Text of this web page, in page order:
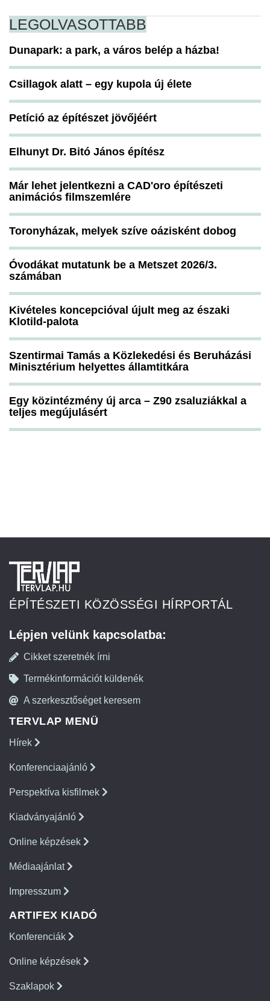
LEGOLVASOTTABB
Dunapark: a park, a város belép a házba!
Csillagok alatt – egy kupola új élete
Petíció az építészet jövőjéért
Elhunyt Dr. Bitó János építész
Már lehet jelentkezni a CAD'oro építészeti
animációs filmszemlére
Toronyházak, melyek szíve oázisként dobog
Óvodákat mutatunk be a Metszet 2026/3.
számában
Kivételes koncepcióval újult meg az északi
Klotild-palota
Szentirmai Tamás a Közlekedési és Beruházási
Minisztérium helyettes államtitkára
Egy közintézmény új arca – Z90 zsaluziákkal a
teljes megújulásért
ÉPÍTÉSZETI KÖZÖSSÉGI HÍRPORTÁL
Lépjen velünk kapcsolatba:
Cikket szeretnék írni
Termékinformációt küldenék
A szerkesztőséget keresem
TERVLAP MENÜ
Hírek
Konferenciaajánló
Perspektíva kisfilmek
Kiadványajánló
Online képzések
Médiaajánlat
Impresszum
ARTIFEX KIADÓ
Konferenciák
Online képzések
Szaklapok